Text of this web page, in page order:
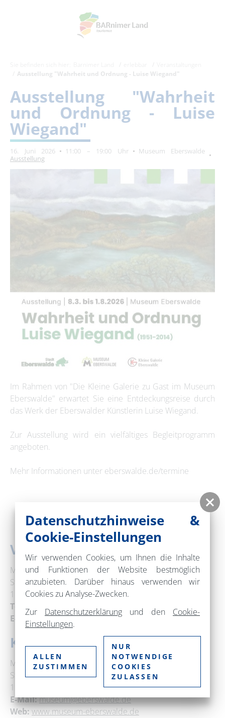
Ausstellung "Wahrheit und Ordnung - Luise Wiegand"
Ausstellung "Wahrheit
und Ordnung - Luise
Wiegand"
16. Juni 2026 11:00 – 19:00 Uhr
Museum Eberswalde
Ausstellung
Im Rahmen von "Die Kleine Galerie zu Gast im Museum
Eberswalde" erwartet Sie eine Entdeckungsreise durch
das Werk der Eberswalder Künstlerin Luise Wiegand.
Zur Ausstellung wird ein vielfältiges Begleitprogramm
angeboten.
Mehr Informationen unter eberswalde.de/termine
Veranstaltungsort
Museum Eberswalde
Steinstraße 3
16225 Eberswalde
Telefon:
+49 3334 64520
E-Mail: museum@eberswalde.de
Kontakt
Museum Eberswalde
Steinstraße 3
16225 Eberswalde
E-Mail:museum@eberswalde.de
Web:www.museum-eberswalde.de
Datenschutzhinweise &
Cookie-Einstellungen
Wir verwenden Cookies, um Ihnen die Inhalte
und Funktionen der Website bestmöglich
anzubieten. Darüber hinaus verwenden wir
Cookies zu Analyse-Zwecken.
Zur Datenschutzerklärung und den Cookie-
Einstellungen.
ALLEN
ZUSTIMMEN
NUR
NOTWENDIGE
COOKIES
ZULASSEN